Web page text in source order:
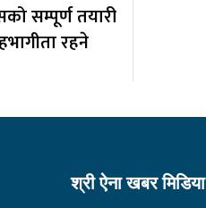
सम्पूर्ण तयारी
रहने
श्री ऐना खबर